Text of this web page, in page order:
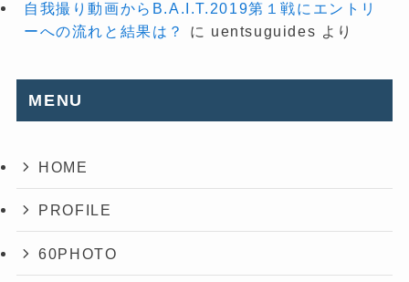
自我撮り動画からB.A.I.T.2019第１戦にエントリ
ーへの流れと結果は？
に uentsuguides より
MENU
HOME
PROFILE
60PHOTO